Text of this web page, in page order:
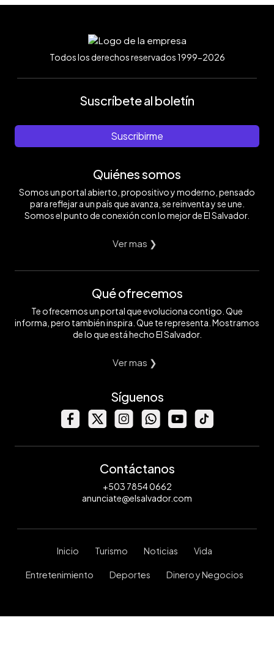
Todos los derechos reservados 1999-2026
Suscríbete al boletín
Suscribirme
Quiénes somos
Somos un portal abierto, propositivo y moderno, pensado
para reflejar a un país que avanza, se reinventa y se une.
Somos el punto de conexión con lo mejor de El Salvador.
Ver mas ❯
Qué ofrecemos
Te ofrecemos un portal que evoluciona contigo. Que
informa, pero también inspira. Que te representa. Mostramos
de lo que está hecho El Salvador.
Ver mas ❯
Síguenos
Contáctanos
+503 7854 0662
anunciate@elsalvador.com
Inicio Turismo Noticias Vida
Entretenimiento Deportes Dinero y Negocios